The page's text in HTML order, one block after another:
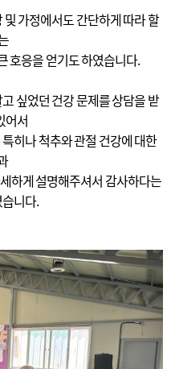
가정에서도 간단하게 따라 할
호응을 얻기도 하였습니다.
싶었던 건강 문제를 상담을 받
어서
히나 척추와 관절 건강에 대한
하게 설명해주셔서 감사하다는
니다.